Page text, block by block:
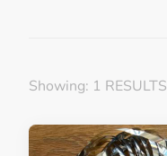
Showing: 1 RESULTS